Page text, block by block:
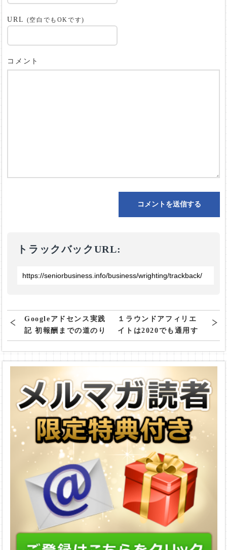
URL (空白でもOKです)
コメント
トラックバックURL:
Googleアドセンス実践
記 初報酬までの道のり
１ラウンドアフィリエ
イトは2020でも通用す
るのか がちレビュー最
新版